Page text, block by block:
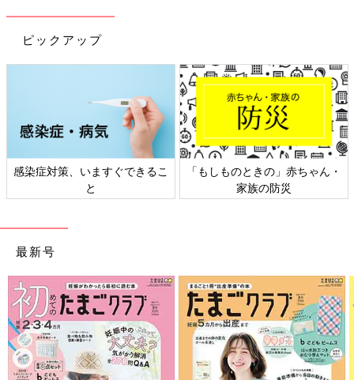
ピックアップ
感染症対策、いますぐできるこ
と
「もしものときの」赤ちゃん・
家族の防災
最新号